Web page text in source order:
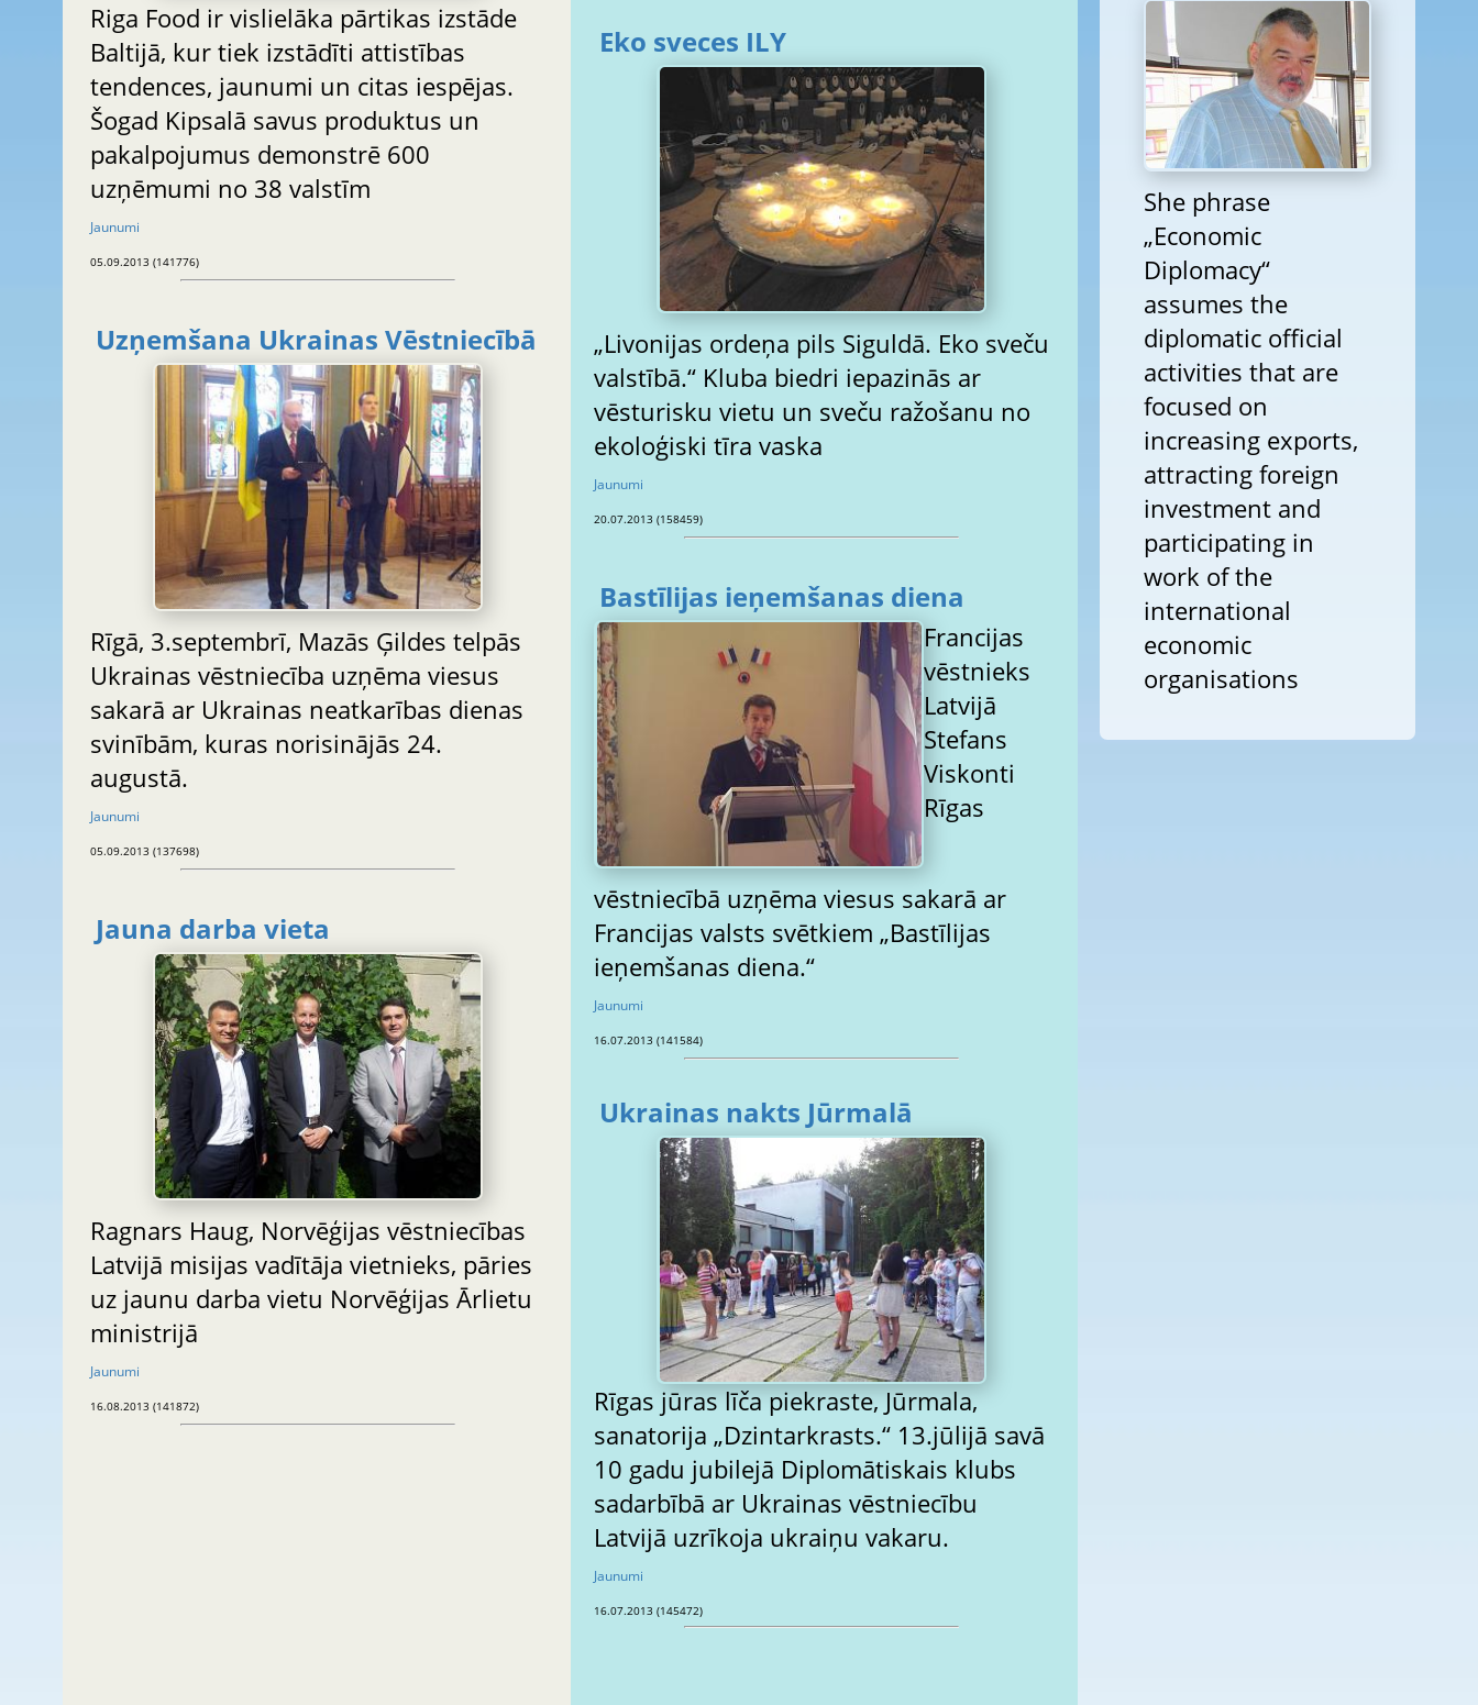
Riga Food ir vislielāka pārtikas izstāde
Baltijā, kur tiek izstādīti attistības
tendences, jaunumi un citas iespējas.
Šogad Kipsalā savus produktus un
pakalpojumus demonstrē 600
uzņēmumi no 38 valstīm
Jaunumi
05.09.2013 (141776)
Uzņemšana Ukrainas Vēstniecībā
Rīgā, 3.septembrī, Mazās Ģildes telpās
Ukrainas vēstniecība uzņēma viesus
sakarā ar Ukrainas neatkarības dienas
svinībām, kuras norisinājās 24.
augustā.
Jaunumi
05.09.2013 (137698)
Jauna darba vieta
Ragnars Haug, Norvēģijas vēstniecības
Latvijā misijas vadītāja vietnieks, pāries
uz jaunu darba vietu Norvēģijas Ārlietu
ministrijā
Jaunumi
16.08.2013 (141872)
Eko sveces ILY
„Livonijas ordeņa pils Siguldā. Eko sveču
valstībā.“ Kluba biedri iepazinās ar
vēsturisku vietu un sveču ražošanu no
ekoloģiski tīra vaska
Jaunumi
20.07.2013 (158459)
Bastīlijas ieņemšanas diena
Francijas
vēstnieks
Latvijā
Stefans
Viskonti
Rīgas
vēstniecībā uzņēma viesus sakarā ar
Francijas valsts svētkiem „Bastīlijas
ieņemšanas diena.“
Jaunumi
16.07.2013 (141584)
Ukrainas nakts Jūrmalā
Rīgas jūras līča piekraste, Jūrmala,
sanatorija „Dzintarkrasts.“ 13.jūlijā savā
10 gadu jubilejā Diplomātiskais klubs
sadarbībā ar Ukrainas vēstniecību
Latvijā uzrīkoja ukraiņu vakaru.
Jaunumi
16.07.2013 (145472)
She phrase
„Economic
Diplomacy“
assumes the
diplomatic official
activities that are
focused on
increasing exports,
attracting foreign
investment and
participating in
work of the
international
economic
organisations